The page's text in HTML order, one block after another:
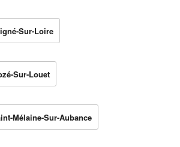
Sur-Loire
Sur-Louet
Mélaine-Sur-Aubance